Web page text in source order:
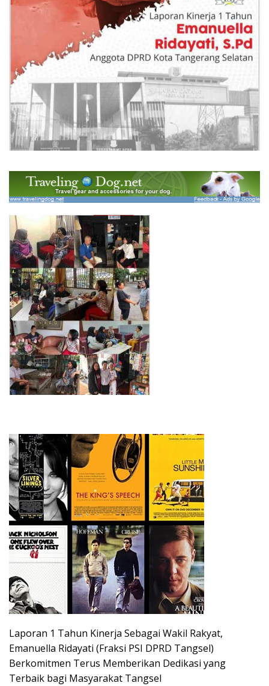
Laporan 1 Tahun Kinerja Sebagai Wakil Rakyat,
Emanuella Ridayati (Fraksi PSI DPRD Tangsel)
Berkomitmen Terus Memberikan Dedikasi yang
Terbaik bagi Masyarakat Tangsel